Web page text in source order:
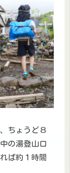
ちょうど８
の湯登山口
ば約１時間